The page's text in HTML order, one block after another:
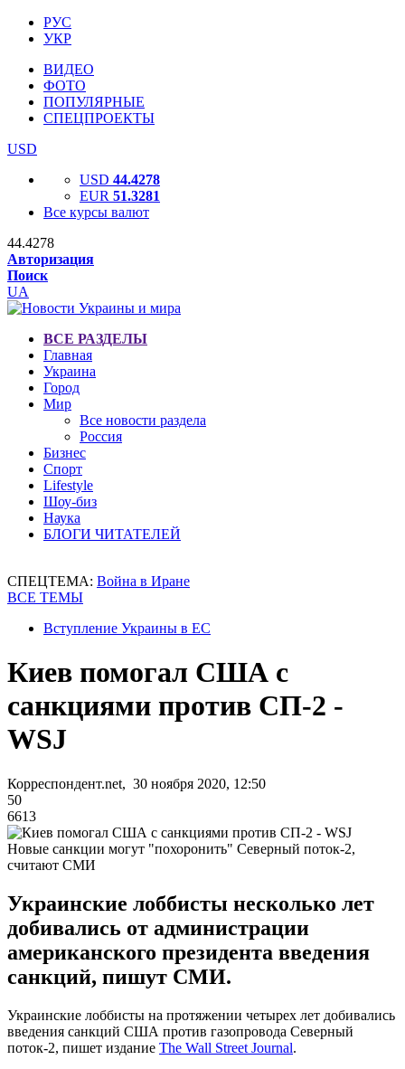
РУС
УКР
ВИДЕО
ФОТО
ПОПУЛЯРНЫЕ
СПЕЦПРОЕКТЫ
USD
USD 44.4278
EUR 51.3281
Все курсы валют
44.4278
Авторизация
Поиск
UA
ВСЕ РАЗДЕЛЫ
Главная
Украина
Город
Мир
Все новости раздела
Россия
Бизнес
Спорт
Lifestyle
Шоу-биз
Наука
БЛОГИ ЧИТАТЕЛЕЙ
СПЕЦТЕМА: Война в Иране
ВСЕ ТЕМЫ
Вступление Украины в ЕС
Киев помогал США с
санкциями против СП-2 -
WSJ
Корреспондент.net, 30 ноября 2020, 12:50
50
6613
Новые санкции могут "похоронить" Северный поток-2,
считают СМИ
Украинские лоббисты несколько лет
добивались от администрации
американского президента введения
санкций, пишут СМИ.
Украинские лоббисты на протяжении четырех лет добивались
введения санкций США против газопровода Северный
поток-2, пишет издание The Wall Street Journal.